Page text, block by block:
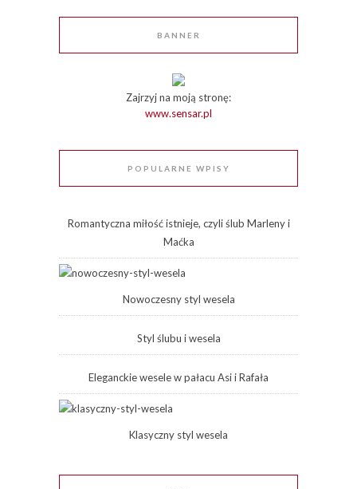
BANNER
Zajrzyj na moją stronę:
www.sensar.pl
POPULARNE WPISY
Romantyczna miłość istnieje, czyli ślub Marleny i
Maćka
Nowoczesny styl wesela
Styl ślubu i wesela
Eleganckie wesele w pałacu Asi i Rafała
Klasyczny styl wesela